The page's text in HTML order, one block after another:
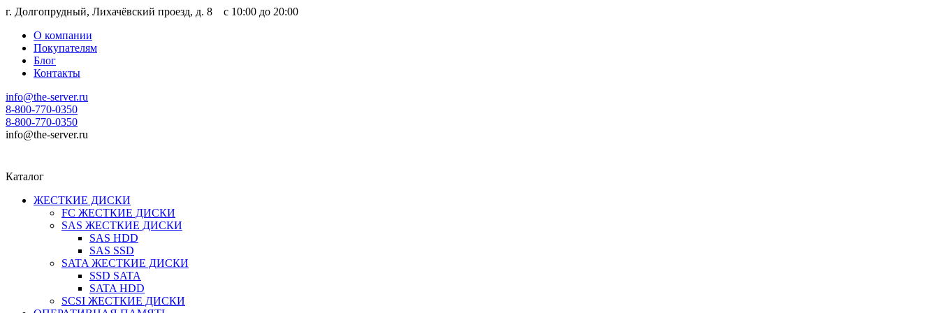
г. Долгопрудный, Лихачёвский проезд, д. 8 c 10:00 до 20:00
О компании
Покупателям
Блог
Контакты
info@the-server.ru
8-800-770-0350
8-800-770-0350
info@the-server.ru
Каталог
ЖЕСТКИЕ ДИСКИ
FC ЖЕСТКИЕ ДИСКИ
SAS ЖЕСТКИЕ ДИСКИ
SAS HDD
SAS SSD
SATA ЖЕСТКИЕ ДИСКИ
SSD SATA
SATA HDD
SCSI ЖЕСТКИЕ ДИСКИ